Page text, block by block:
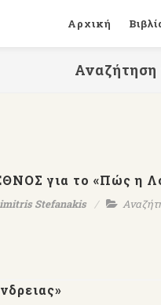
Αρχική
Αναζήτηση
για το «Πώς η
Stefanakis